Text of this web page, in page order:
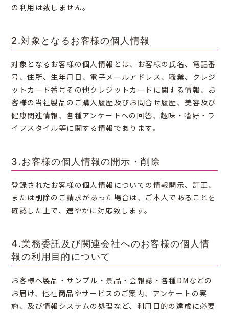
の利用は致しません。
2.対象となるお客様の個人情報
対象となるお客様の個人情報とは、お客様の氏名、電話番
号、住所、生年月日、電子メールアドレス、職業、クレジ
ットカード番号その他クレジットカードに関する情報、お
客様の当社製品のご購入履歴及びお問合せ履歴、美容及び
健康関連情報、各種アンケートへの回答、趣味・嗜好・ラ
イフスタイル等に関する情報であります。
3.お客様の個人情報の開示・削除
登録されたお客様の個人情報についての情報開示、訂正、
または削除のご請求があった場合は、ご本人であることを
確認した上で、速やかに対応致します。
4.業務委託及び関連会社へのお客様の個人情
報の利用目的について
お客様へ製品・サンプル・景品・会報誌・各種DMなどの
お届け、他社商品やサービスのご案内、アンケートの実
施、及び情報システムの処理など、利用目的の達成に必要